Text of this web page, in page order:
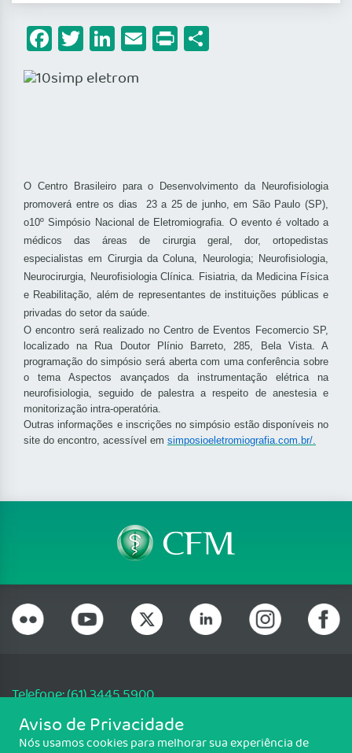
Facebook
Twitter
LinkedIn
Email
Print
O Centro Brasileiro para o Desenvolvimento da Neurofisiologia
promoverá entre os dias 23 a 25 de junho, em São Paulo (SP),
o10º Simpósio Nacional de Eletromiografia. O evento é voltado a
médicos das áreas de cirurgia geral, dor, ortopedistas
especialistas em Cirurgia da Coluna, Neurologia; Neurofisiologia,
Neurocirurgia, Neurofisiologia Clínica. Fisiatria, da Medicina Física
e Reabilitação, além de representantes de instituições públicas e
privadas do setor da saúde.
O encontro será realizado no Centro de Eventos Fecomercio SP,
localizado na Rua Doutor Plínio Barreto, 285, Bela Vista. A
programação do simpósio será aberta com uma conferência sobre
o tema Aspectos avançados da instrumentação elétrica na
neurofisiologia, seguido de palestra a respeito de anestesia e
monitorização intra-operatória.
Outras informações e inscrições no simpósio estão disponíveis no
site do encontro, acessível em simposioeletromiografia.com.br/.
Telefone: (61) 3445 5900
Email: cfm@portalmedico.org.br
SGAS 616, Conjunto D, Lote 115, L2 Sul, Brasília/DF - CEP: 70200-760 -
Aviso de Privacidade
Nós usamos cookies para melhorar sua experiência de